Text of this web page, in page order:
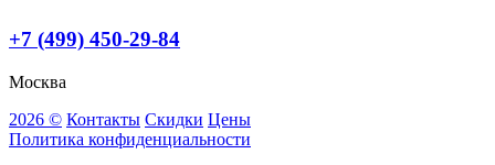
+7 (499) 450-29-84
Москва
2026 © Контакты Скидки Цены
Политика конфиденциальности